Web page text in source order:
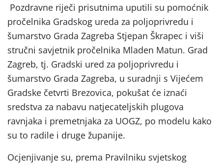
Pozdravne riječi prisutnima uputili su pomoćnik
pročelnika Gradskog ureda za poljoprivredu i
šumarstvo Grada Zagreba Stjepan Škrapec i viši
stručni savjetnik pročelnika Mladen Matun. Grad
Zagreb, tj. Gradski ured za poljoprivredu i
šumarstvo Grada Zagreba, u suradnji s Vijećem
Gradske četvrti Brezovica, pokušat će iznaći
sredstva za nabavu natjecateljskih plugova
ravnjaka i premetnjaka za UOGZ, po modelu kako
su to radile i druge županije.
Ocjenjivanje su, prema Pravilniku svjetskog